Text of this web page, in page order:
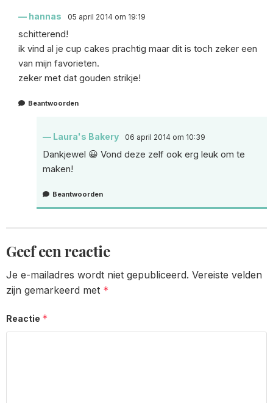
hannas 05 april 2014 om 19:19
schitterend!
ik vind al je cup cakes prachtig maar dit is toch zeker een
van mijn favorieten.
zeker met dat gouden strikje!
Beantwoorden
Laura's Bakery 06 april 2014 om 10:39
Dankjewel 😀 Vond deze zelf ook erg leuk om te
maken!
Beantwoorden
Geef een reactie
Je e-mailadres wordt niet gepubliceerd. Vereiste velden
zijn gemarkeerd met *
Reactie *